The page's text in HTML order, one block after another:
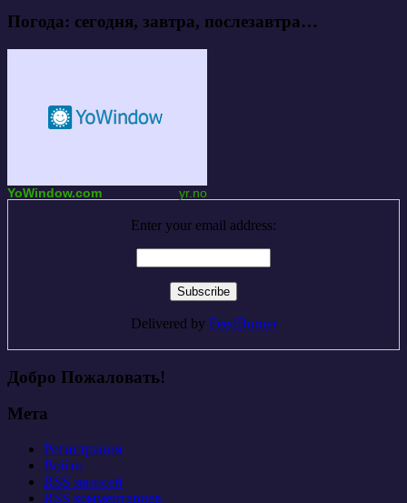
Погода: сегодня, завтра, послезавтра…
YoWindow.com yr.no
Enter your email address:
Delivered by FeedBurner
Добро Пожаловать!
Мета
Регистрация
Войти
RSS записей
RSS комментариев